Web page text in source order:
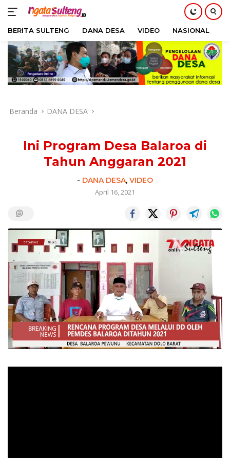
Langsung
konten
BERITA SULTENG DANA DESA VIDEO NASIONAL
Beranda DANA DESA
Ini Program Desa Balaroa di
Tahun Anggaran 2021
- DANA DESA, VIDEO
April 16, 2021